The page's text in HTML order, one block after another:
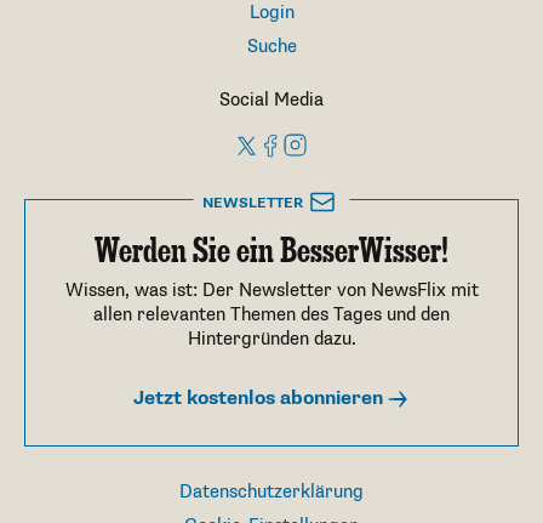
Login
Suche
Social Media
NEWSLETTER
Werden Sie ein BesserWisser!
Wissen, was ist: Der Newsletter von NewsFlix mit
allen relevanten Themen des Tages und den
Hintergründen dazu.
Jetzt kostenlos abonnieren
Datenschutzerklärung